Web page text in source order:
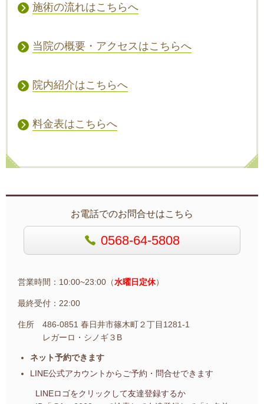
施術の流れはこちらへ
当院の概要・アクセスはこちらへ
院内紹介はこちらへ
料金表はこちらへ
お電話でのお問合せはこちら
0568-64-5808
営業時間：10:00~23:00（水曜日定休）
最終受付：22:00
住所 486-0851 春日井市篠木町２丁目1281-1
レガーロ・シノギ３B
ネット予約できます
LINE公式アカウントから ご予約・問合せできます
LINEロゴをクリックして友達登録するか